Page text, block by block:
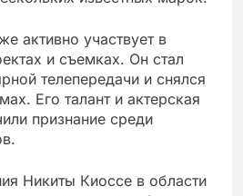
активно участвует в
и съемках. Он стал
телепередачи и снялся
Его талант и актерская
признание среди
Никиты Киоссе в области